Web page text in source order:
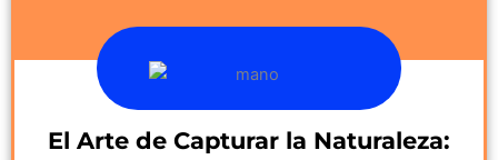
El Arte de Capturar la Naturaleza: